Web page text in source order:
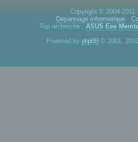
Copyright © 2004-
Dépannage informatique -
Top recherche : ASUS Eee
Powered by phpBB © 2001,